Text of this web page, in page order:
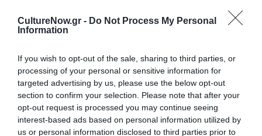
CultureNow.gr - Do Not Process My Personal
Information
If you wish to opt-out of the sale, sharing to third parties, or
processing of your personal or sensitive information for
targeted advertising by us, please use the below opt-out
section to confirm your selection. Please note that after your
opt-out request is processed you may continue seeing
interest-based ads based on personal information utilized by
us or personal information disclosed to third parties prior to
12€ Γενική είσοδος | 8€ Μειωμένο (φοιτητικά,
Ο χώρος δεν διαθέτει αριθμημένες θέσεις. Οι θεατές
είναι ελεύθεροι να κινούνται στον χώρο κατά τη
διάρκεια της παράστασης.
Πληροφορίες / Κρατήσεις: